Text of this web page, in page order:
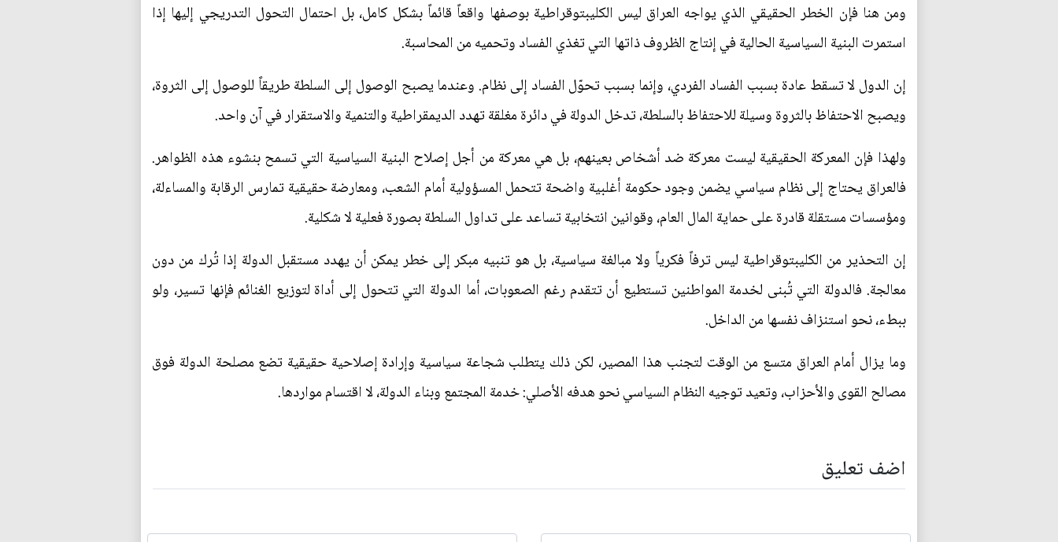
ومن هنا فإن الخطر الحقيقي الذي يواجه العراق ليس الكليبتوقراطية بوصفها واقعاً قائماً بشكل كامل، بل احتمال التحول التدريجي إليها إذا
استمرت البنية السياسية الحالية في إنتاج الظروف ذاتها التي تغذي الفساد وتحميه من المحاسبة.
إن الدول لا تسقط عادة بسبب الفساد الفردي، وإنما بسبب تحوّل الفساد إلى نظام. وعندما يصبح الوصول إلى السلطة طريقاً للوصول إلى الثروة،
ويصبح الاحتفاظ بالثروة وسيلة للاحتفاظ بالسلطة، تدخل الدولة في دائرة مغلقة تهدد الديمقراطية والتنمية والاستقرار في آن واحد.
ولهذا فإن المعركة الحقيقية ليست معركة ضد أشخاص بعينهم، بل هي معركة من أجل إصلاح البنية السياسية التي تسمح بنشوء هذه الظواهر.
فالعراق يحتاج إلى نظام سياسي يضمن وجود حكومة أغلبية واضحة تتحمل المسؤولية أمام الشعب، ومعارضة حقيقية تمارس الرقابة والمساءلة،
ومؤسسات مستقلة قادرة على حماية المال العام، وقوانين انتخابية تساعد على تداول السلطة بصورة فعلية لا شكلية.
إن التحذير من الكليبتوقراطية ليس ترفاً فكرياً ولا مبالغة سياسية، بل هو تنبيه مبكر إلى خطر يمكن أن يهدد مستقبل الدولة إذا تُرك من دون
معالجة. فالدولة التي تُبنى لخدمة المواطنين تستطيع أن تتقدم رغم الصعوبات، أما الدولة التي تتحول إلى أداة لتوزيع الغنائم فإنها تسير، ولو
ببطء، نحو استنزاف نفسها من الداخل.
وما يزال أمام العراق متسع من الوقت لتجنب هذا المصير، لكن ذلك يتطلب شجاعة سياسية وإرادة إصلاحية حقيقية تضع مصلحة الدولة فوق
مصالح القوى والأحزاب، وتعيد توجيه النظام السياسي نحو هدفه الأصلي: خدمة المجتمع وبناء الدولة، لا اقتسام مواردها.
اضف تعليق